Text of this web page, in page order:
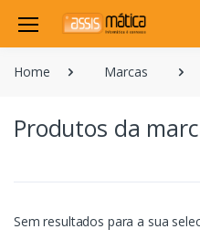
Home Marcas
Produtos da
Sem resultados para a sua